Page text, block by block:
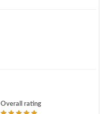
Overall rating